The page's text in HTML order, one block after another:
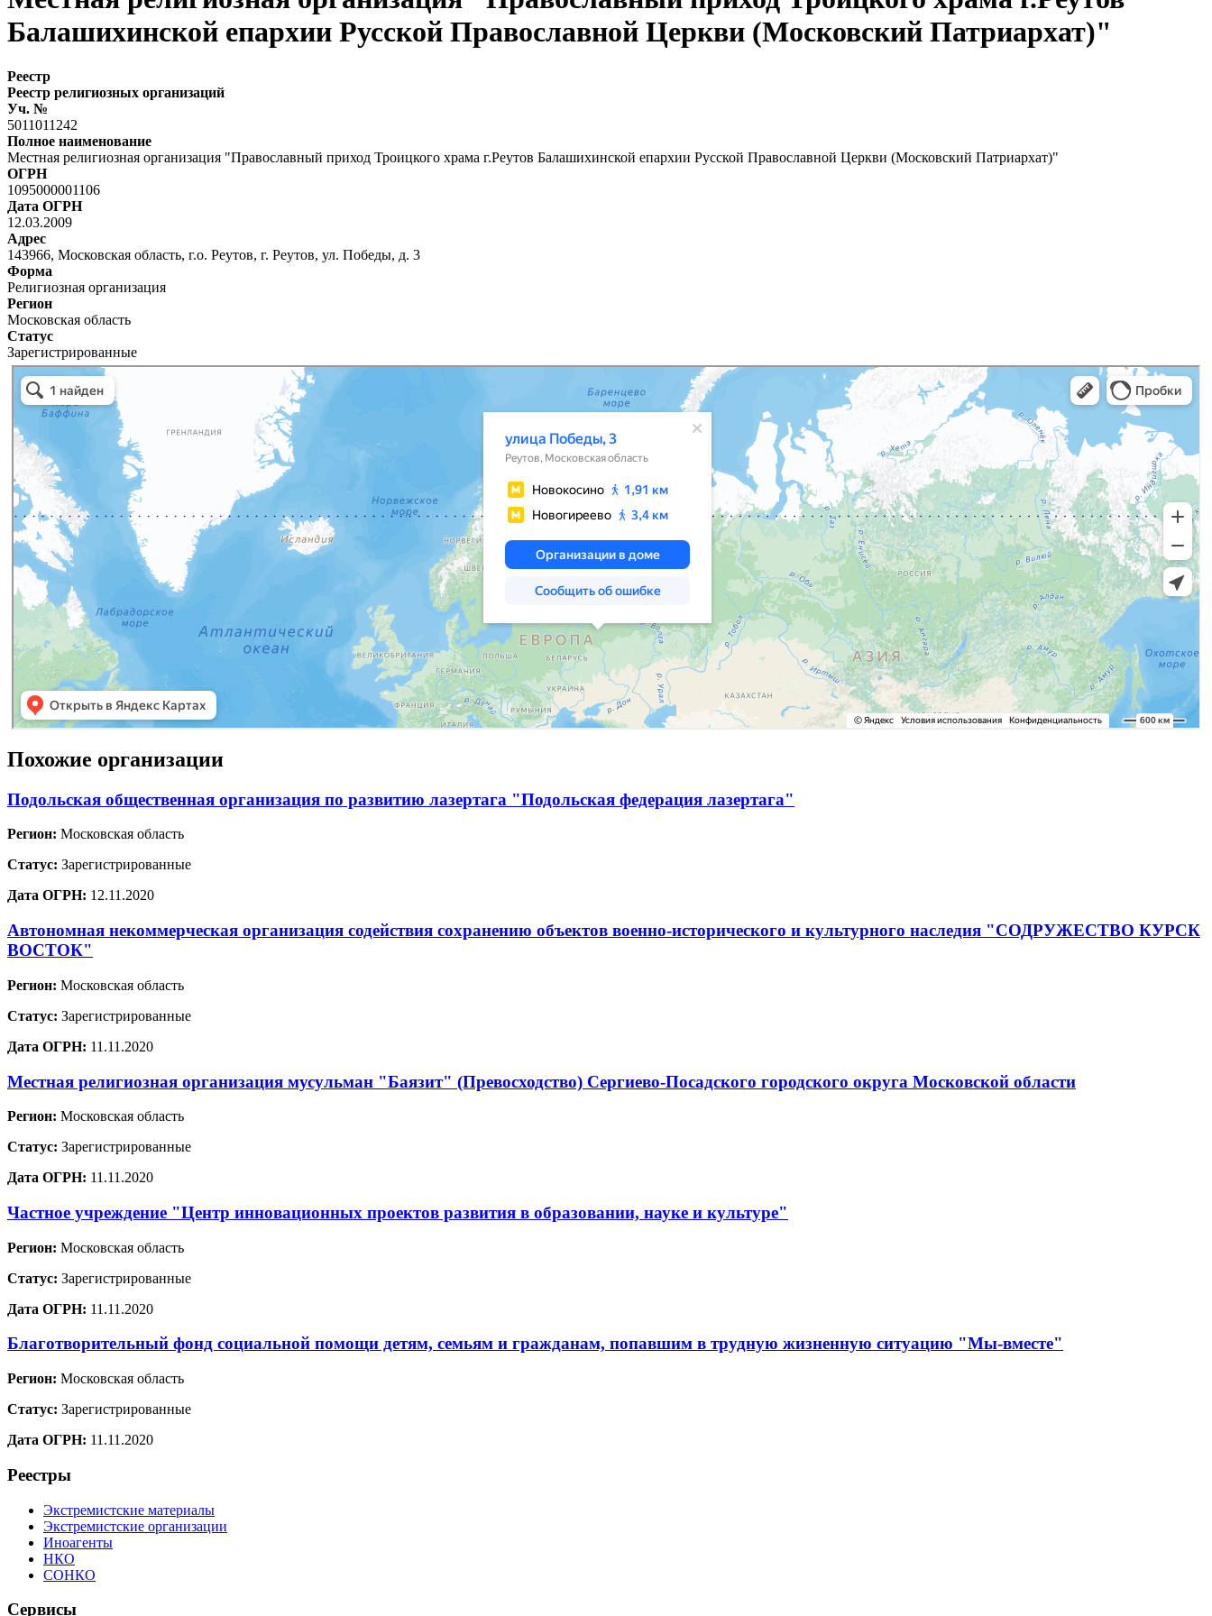
Балашихинской епархии Русской Православной Церкви (Московский Патриархат)"
Реестр
Реестр религиозных организаций
Уч. №
5011011242
Полное наименование
Местная религиозная организация "Православный приход Троицкого храма г.Реутов Балашихинской епархии Русской Православной Церкви (Московский Патриархат)"
ОГРН
1095000001106
Дата ОГРН
12.03.2009
Адрес
143966, Московская область, г.о. Реутов, г. Реутов, ул. Победы, д. 3
Форма
Религиозная организация
Регион
Московская область
Статус
Зарегистрированные
Похожие организации
Подольская общественная организация по развитию лазертага "Подольская федерация лазертага"
Регион: Московская область
Статус: Зарегистрированные
Дата ОГРН: 12.11.2020
Автономная некоммерческая организация содействия сохранению объектов военно-исторического и культурного наследия "СОДРУЖЕСТВО КУРСК
ВОСТОК"
Регион: Московская область
Статус: Зарегистрированные
Дата ОГРН: 11.11.2020
Местная религиозная организация мусульман "Баязит" (Превосходство) Сергиево-Посадского городского округа Московской области
Регион: Московская область
Статус: Зарегистрированные
Дата ОГРН: 11.11.2020
Частное учреждение "Центр инновационных проектов развития в образовании, науке и культуре"
Регион: Московская область
Статус: Зарегистрированные
Дата ОГРН: 11.11.2020
Благотворительный фонд социальной помощи детям, семьям и гражданам, попавшим в трудную жизненную ситуацию "Мы-вместе"
Регион: Московская область
Статус: Зарегистрированные
Дата ОГРН: 11.11.2020
Реестры
Экстремистские материалы
Экстремистские организации
Иноагенты
НКО
СОНКО
Сервисы